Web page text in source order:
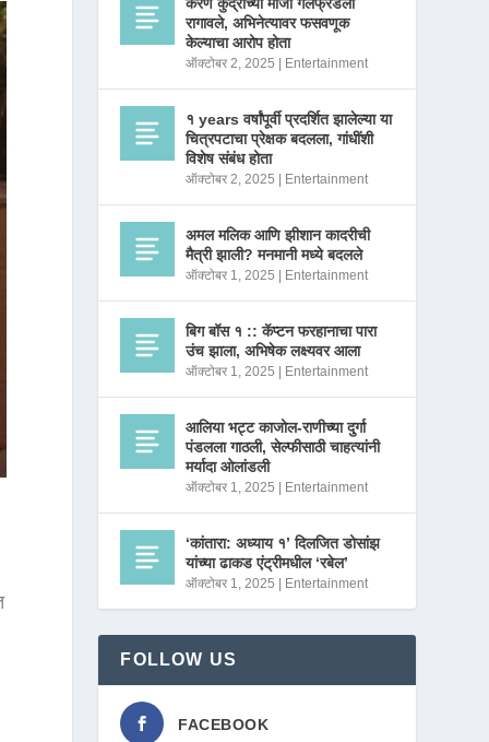
करण कुंद्राच्या माजी गर्लफ्रेंडला
रागावले, अभिनेत्यावर फसवणूक
केल्याचा आरोप होता
ऑक्टोबर 2, 2025 Entertainment
१ years वर्षांपूर्वी प्रदर्शित झालेल्या या
चित्रपटाचा प्रेक्षक बदलला, गांधींशी
विशेष संबंध होता
ऑक्टोबर 2, 2025 Entertainment
अमल मलिक आणि झीशान कादरीची
मैत्री झाली? मनमानी मध्ये बदलले
ऑक्टोबर 1, 2025 Entertainment
बिग बॉस १ :: कॅप्टन फरहानाचा पारा
उंच झाला, अभिषेक लक्ष्यवर आला
ऑक्टोबर 1, 2025 Entertainment
आलिया भट्ट काजोल-राणीच्या दुर्गा
पंडलला गाठली, सेल्फीसाठी चाहत्यांनी
मर्यादा ओलांडली
ऑक्टोबर 1, 2025 Entertainment
‘कांतारा: अध्याय १’ दिलजित डोसांझ
यांच्या ढाकड एंट्रीमधील ‘रबेल’
ऑक्टोबर 1, 2025 Entertainment
FOLLOW US
FACEBOOK